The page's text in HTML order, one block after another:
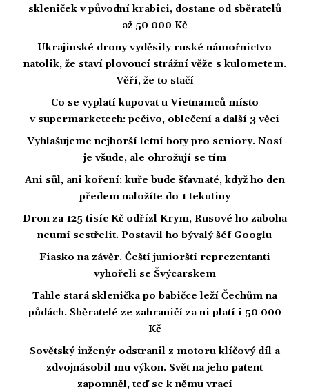
skleniček v původní krabici, dostane od sběratelů
až 50 000 Kč
Ukrajinské drony vyděsily ruské námořnictvo
natolik, že staví plovoucí strážní věže s kulometem.
Věří, že to stačí
Co se vyplatí kupovat u Vietnamců místo
v supermarketech: pečivo, oblečení a další 3 věci
Vyhlašujeme nejhorší letní boty pro seniory. Nosí
je všude, ale ohrožují se tím
Ani sůl, ani koření: kuře bude šťavnaté, když ho den
předem naložíte do 1 tekutiny
Dron za 125 tisíc Kč odřízl Krym, Rusové ho zaboha
neumí sestřelit. Postavil ho bývalý šéf Googlu
Fiasko na závěr. Čeští juniorští reprezentanti
vyhořeli se Švýcarskem
Tahle stará sklenička po babičce leží Čechům na
půdách. Sběratelé ze zahraničí za ni platí i 50 000
Kč
Sovětský inženýr odstranil z motoru klíčový díl a
zdvojnásobil mu výkon. Svět na jeho patent
zapomněl, teď se k němu vrací